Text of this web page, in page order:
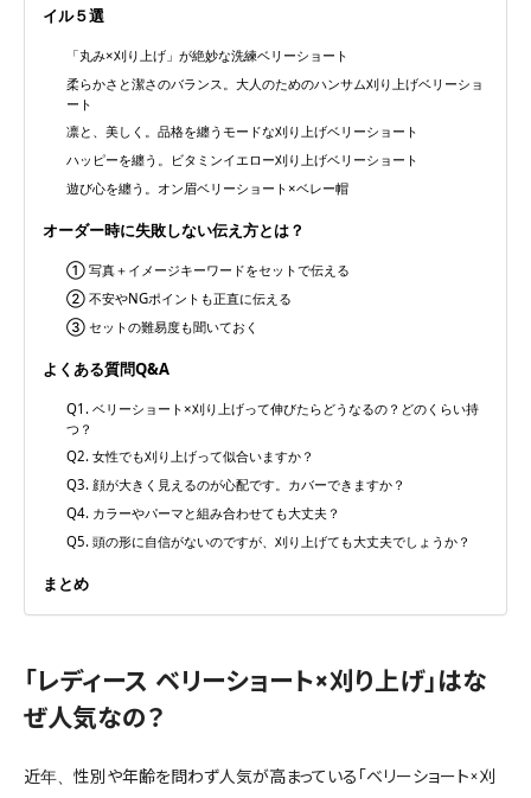
イル５選
「丸み×刈り上げ」が絶妙な洗練ベリーショート
柔らかさと潔さのバランス。大人のためのハンサム刈り上げベリーショ
ート
凛と、美しく。品格を纏うモードな刈り上げベリーショート
ハッピーを纏う。ビタミンイエロー刈り上げベリーショート
遊び心を纏う。オン眉ベリーショート×ベレー帽
オーダー時に失敗しない伝え方とは？
① 写真＋イメージキーワードをセットで伝える
② 不安やNGポイントも正直に伝える
③ セットの難易度も聞いておく
よくある質問Q&A
Q1. ベリーショート×刈り上げって伸びたらどうなるの？どのくらい持
つ？
Q2. 女性でも刈り上げって似合いますか？
Q3. 顔が大きく見えるのが心配です。カバーできますか？
Q4. カラーやパーマと組み合わせても大丈夫？
Q5. 頭の形に自信がないのですが、刈り上げても大丈夫でしょうか？
まとめ
「レディース ベリーショート×刈り上げ」はな
ぜ人気なの？
近年、性別や年齢を問わず人気が高まっている「ベリーショート×刈